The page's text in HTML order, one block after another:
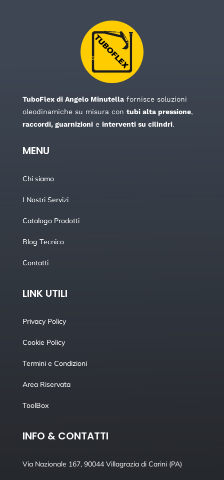
TuboFlex di Angelo Minutellafornisce soluzioni
oleodinamiche su misura con tubi alta pressione,
raccordi, guarnizionie interventi su cilindri.
MENU
Chi siamo
I Nostri Servizi
Catalogo Prodotti
Blog Tecnico
Contatti
LINK UTILI
Privacy Policy
Cookie Policy
Termini e Condizioni
Area Riservata
ToolBox
INFO & CONTATTI
Via Nazionale 167, 90044 Villagrazia di Carini (PA)